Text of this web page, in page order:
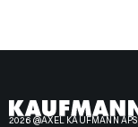
2026 @AXEL KAUFMANN APS